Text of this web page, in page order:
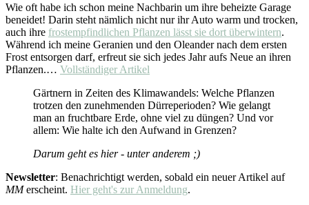
Wie oft habe ich schon meine Nachbarin um ihre beheizte Garage
beneidet! Darin steht nämlich nicht nur ihr Auto warm und trocken,
auch ihre frostempfindlichen Pflanzen lässt sie dort überwintern.
Während ich meine Geranien und den Oleander nach dem ersten
Frost entsorgen darf, erfreut sie sich jedes Jahr aufs Neue an ihren
Pflanzen.… Vollständiger Artikel
Gärtnern in Zeiten des Klimawandels: Welche Pflanzen
trotzen den zunehmenden Dürreperioden? Wie gelangt
man an fruchtbare Erde, ohne viel zu düngen? Und vor
allem: Wie halte ich den Aufwand in Grenzen?
Darum geht es hier - unter anderem ;)
Newsletter: Benachrichtigt werden, sobald ein neuer Artikel auf
MMerscheint. Hier geht's zur Anmeldung.